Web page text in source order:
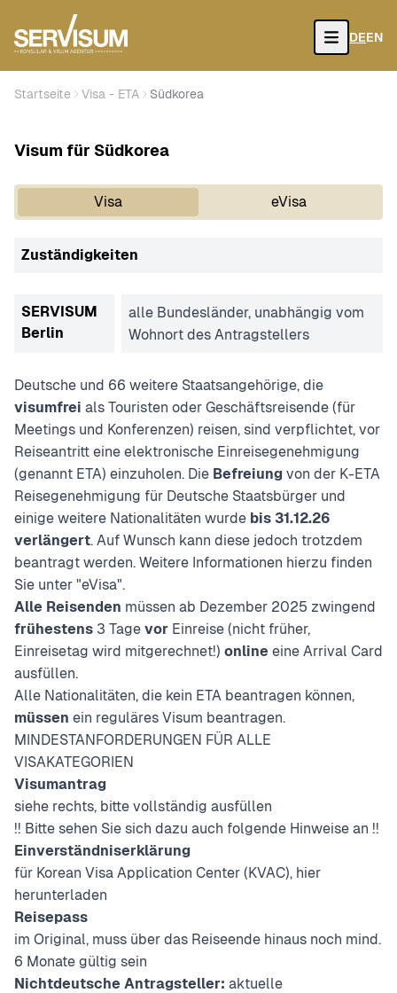
Open
DEEN
Startseite Visa - ETA Südkorea
Visum für Südkorea
Visa eVisa
Zuständigkeiten
SERVISUM
Berlin
alle Bundesländer, unabhängig vom
Wohnort des Antragstellers
Deutsche und 66 weitere Staatsangehörige, die
visumfrei als Touristen oder Geschäftsreisende (für
Meetings und Konferenzen) reisen, sind verpflichtet, vor
Reiseantritt eine elektronische Einreisegenehmigung
(genannt ETA) einzuholen. Die Befreiung von der K-ETA
Reisegenehmigung für Deutsche Staatsbürger und
einige weitere Nationalitäten wurde bis 31.12.26
verlängert. Auf Wunsch kann diese jedoch trotzdem
beantragt werden. Weitere Informationen hierzu finden
Sie unter "eVisa".
Alle Reisenden müssen ab Dezember 2025 zwingend
frühestens 3 Tage vor Einreise (nicht früher,
Einreisetag wird mitgerechnet!) online eine Arrival Card
ausfüllen.
Alle Nationalitäten, die kein ETA beantragen können,
müssen ein reguläres Visum beantragen.
MINDESTANFORDERUNGEN FÜR ALLE
VISAKATEGORIEN
Visumantrag
siehe rechts, bitte vollständig ausfüllen
!! Bitte sehen Sie sich dazu auch folgende Hinweise an !!
Einverständniserklärung
für Korean Visa Application Center (KVAC), hier
herunterladen
Reisepass
im Original, muss über das Reiseende hinaus noch mind.
6 Monate gültig sein
Nichtdeutsche Antragsteller: aktuelle